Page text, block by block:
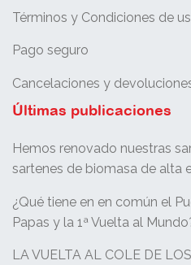
Términos y Condiciones de
Pago seguro
Cancelaciones y
Últimas publicaciones
Hemos renovado nuestras
sartenes de biomasa de alta
¿Qué tiene en en común el
Papas y la 1ª Vuelta al
LA VUELTA AL COLE DE